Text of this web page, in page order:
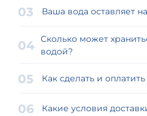
Ваша вода оставляет
Сколько может
водой?
Как сделать и оплатить
Какие условия